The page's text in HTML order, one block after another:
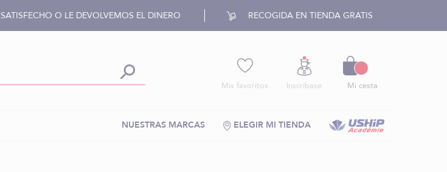
SATISFECHO O LE DEVOLVEMOS EL DINERO RECOGIDA EN TIENDA GRATIS
Mis favoritos Inscríbase Mi cesta
ELEGIR MI TIENDA
NUESTRAS MARCAS